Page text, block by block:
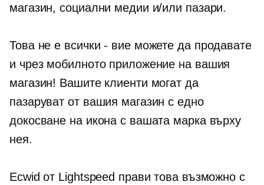
магазин, социални медии и/или пазари.
Това не е всички - виеможете да продавате
и чрез мобилното приложение на вашия
магазин! Вашите клиенти могат да
пазаруват от вашия магазин с едно
докосване на икона с вашата марка върху
нея.
Ecwid от Lightspeed прави това възможно с